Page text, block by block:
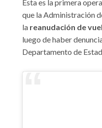
Esta es la primera
que la Administración
la reanudación de
luego de haber
Departamento de